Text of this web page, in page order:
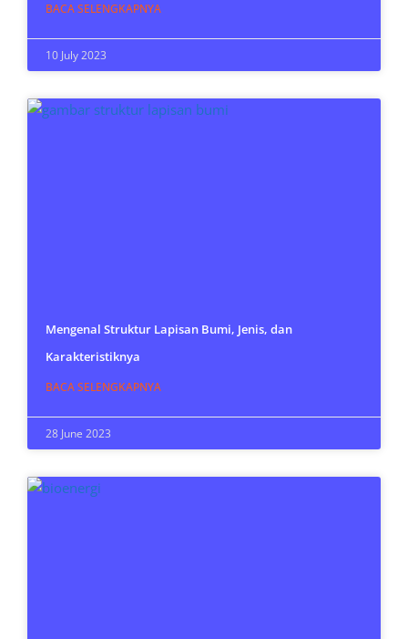
BACA SELENGKAPNYA
10 July 2023
Mengenal Struktur Lapisan Bumi, Jenis, dan
Karakteristiknya
BACA SELENGKAPNYA
28 June 2023